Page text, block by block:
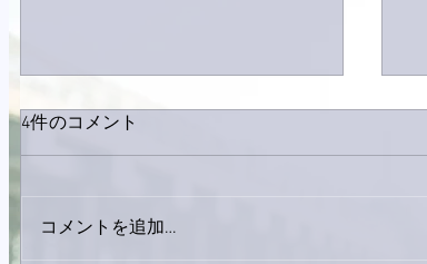
4件のコメント
コメントを追加…